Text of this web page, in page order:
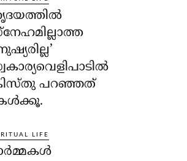
പറഞ്ഞത്
LIFE